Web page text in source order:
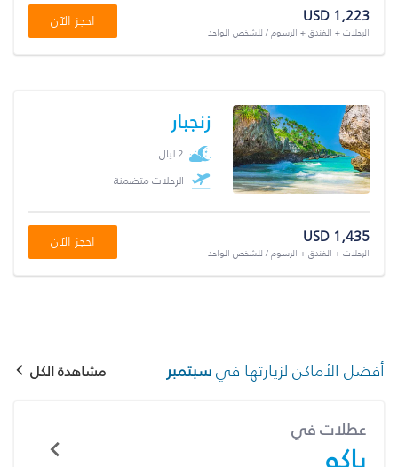
USD 1,223
الرحلات + الفندق + الرسوم / للشخص الواحد
احجز الآن
زنجبار
2 ليال
الرحلات متضمنة
USD 1,435
الرحلات + الفندق + الرسوم / للشخص الواحد
احجز الآن
أفضل الأماكن لزيارتها فيسبتمبر مشاهدة الكل
عطلات في